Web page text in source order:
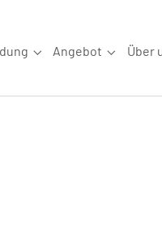
Submenu for "Aus-/
Angebot Über